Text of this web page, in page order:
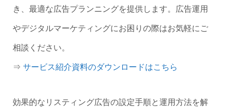
き、最適な広告プランニングを提供します。広告運用
やデジタルマーケティングにお困りの際はお気軽にご
相談ください。
⇒ サービス紹介資料のダウンロードはこちら
効果的なリスティング広告の設定手順と運用方法を解